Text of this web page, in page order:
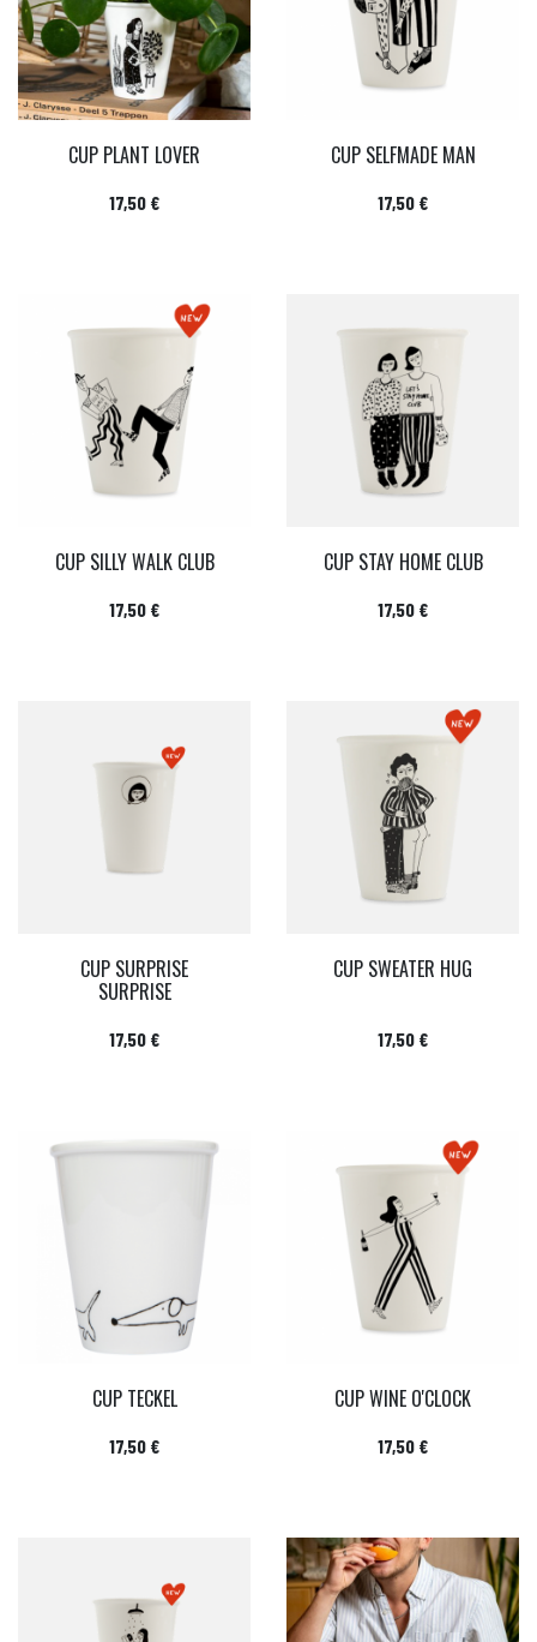
CUP PLANT LOVER
Prix
17,50 €
CUP SELFMADE MAN
Prix
17,50 €
CUP SILLY WALK CLUB
Prix
17,50 €
CUP STAY HOME CLUB
Prix
17,50 €
CUP SURPRISE
SURPRISE
Prix
17,50 €
CUP SWEATER HUG
Prix
17,50 €
CUP TECKEL
Prix
17,50 €
CUP WINE O'CLOCK
Prix
17,50 €